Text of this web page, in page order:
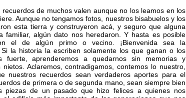
de muchos valen aunque no los leamos en los
Aunque no tengamos fotos, nuestros bisabuelos y los
esta tierra y construyeron acá, y seguro que alguna
familiar, algún dato nos heredaron. Y hasta es posible
el de algún primo o vecino. ¡Bienvenida sea la
la historia la escriben solamente los que ganan o los
aprenderemos a quedarnos sin memorias y
Aclaremos, contradigamos, contemos lo nuestro,
nuestros recuerdos sean verdaderos aportes para el
de primera o de segunda mano, sean siempre bien
piezas de un pasado que hizo felices a quienes nos